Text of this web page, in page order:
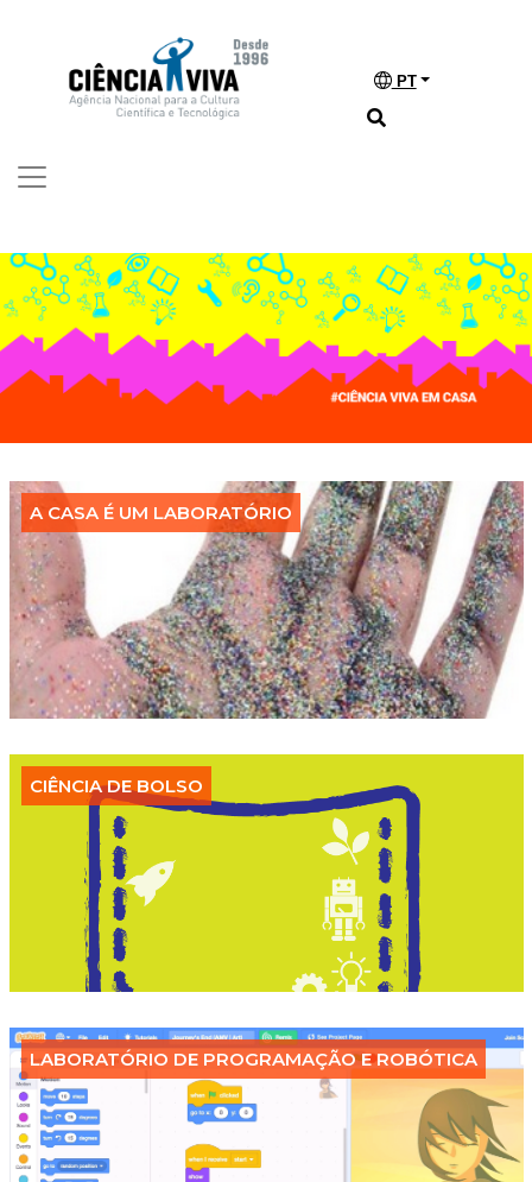
PT
A CASA É UM LABORATÓRIO
CIÊNCIA DE BOLSO
LABORATÓRIO DE PROGRAMAÇÃO E ROBÓTICA